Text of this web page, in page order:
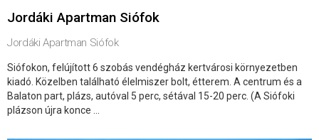
Jordáki Apartman Siófok
Jordáki Apartman Siófok
Siófokon, felújított 6 szobás vendégház kertvárosi környezetben
kiadó. Közelben található élelmiszer bolt, étterem. A centrum és a
Balaton part, plázs, autóval 5 perc, sétával 15-20 perc. (A Siófoki
plázson újra konce ...